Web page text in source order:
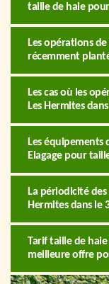
taille de haie
Les opérations
récemment
Les cas où les
Les Hermites
Les équipements
Elagage pour
La périodicité
Hermites dans le
Tarif taille de haie
meilleure offre